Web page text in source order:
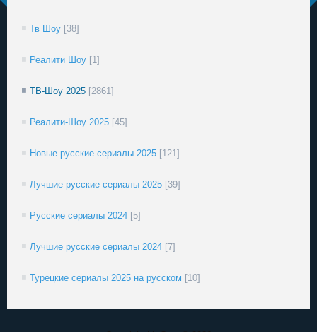
Тв Шоу [38]
Реалити Шоу [1]
ТВ-Шоу 2025 [2861]
Реалити-Шоу 2025 [45]
Новые русские сериалы 2025 [121]
Лучшие русские сериалы 2025 [39]
Русские сериалы 2024 [5]
Лучшие русские сериалы 2024 [7]
Турецкие сериалы 2025 на русском [10]